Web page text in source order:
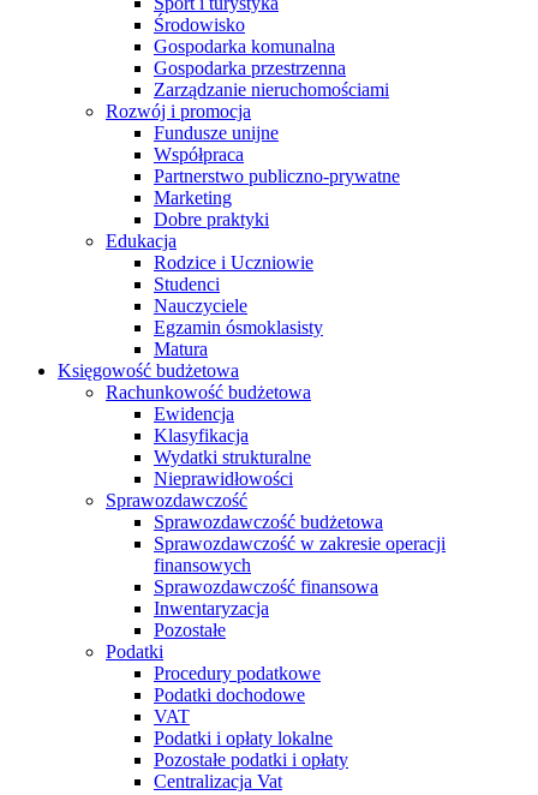
Środowisko
Gospodarka komunalna
Gospodarka przestrzenna
Zarządzanie nieruchomościami
Rozwój i promocja
Fundusze unijne
Współpraca
Partnerstwo publiczno-prywatne
Marketing
Dobre praktyki
Edukacja
Rodzice i Uczniowie
Studenci
Nauczyciele
Egzamin ósmoklasisty
Matura
Księgowość budżetowa
Rachunkowość budżetowa
Ewidencja
Klasyfikacja
Wydatki strukturalne
Nieprawidłowości
Sprawozdawczość
Sprawozdawczość budżetowa
Sprawozdawczość w zakresie operacji
finansowych
Sprawozdawczość finansowa
Inwentaryzacja
Pozostałe
Podatki
Procedury podatkowe
Podatki dochodowe
VAT
Podatki i opłaty lokalne
Pozostałe podatki i opłaty
Centralizacja Vat